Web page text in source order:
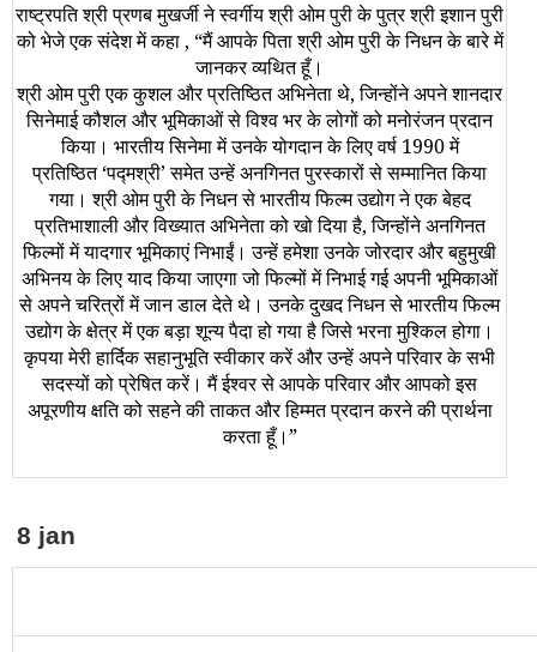
राष्ट्रपति श्री प्रणब मुखर्जी ने स्वर्गीय श्री ओम पुरी के पुत्र श्री इशान पुरी
को भेजे एक संदेश में कहा , “मैं आपके पिता श्री ओम पुरी के निधन के बारे में
जानकर व्यथित हूँ।
श्री ओम पुरी एक कुशल और प्रतिष्ठित अभिनेता थे, जिन्होंने अपने शानदार
सिनेमाई कौशल और भूमिकाओं से विश्व भर के लोगों को मनोरंजन प्रदान
किया। भारतीय सिनेमा में उनके योगदान के लिए वर्ष 1990 में
प्रतिष्ठित‘पद्मश्री’समेत उन्हें अनगिनत पुरस्कारों से सम्मानित किया
गया। श्री ओम पुरी के निधन से भारतीय फिल्म उद्योग ने एक बेहद
प्रतिभाशाली और विख्यात अभिनेता को खो दिया है, जिन्होंने अनगिनत
फिल्मों में यादगार भूमिकाएं निभाईं। उन्हें हमेशा उनके जोरदार और बहुमुखी
अभिनय के लिए याद किया जाएगा जो फिल्मों में निभाई गई अपनी भूमिकाओं
से अपने चरित्रों में जान डाल देते थे। उनके दुखद निधन से भारतीय फिल्म
उद्योग के क्षेत्र में एक बड़ा शून्य पैदा हो गया है जिसे भरना मुश्किल होगा।
कृपया मेरी हार्दिक सहानुभूति स्वीकार करें और उन्हें अपने परिवार के सभी
सदस्यों को प्रेषित करें। मैं ईश्वर से आपके परिवार और आपको इस
अपूरणीय क्षति को सहने की ताकत और हिम्मत प्रदान करने की प्रार्थना
करता हूँ।”
8 jan